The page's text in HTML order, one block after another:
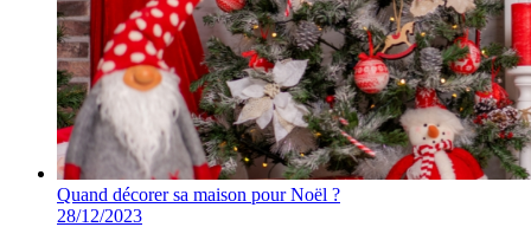
Quand décorer sa maison pour Noël ?
28/12/2023